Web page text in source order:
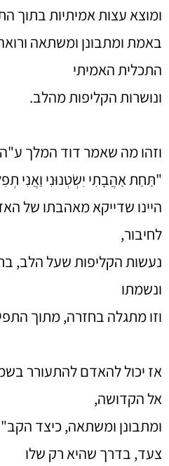
ומוצא עצות אמיתיות בתוך
באמת ומתבונן ומשתאה
התכלית האמיתי
ונושרות הקליפות מהלב.
וזהו מה שאמר דוד המלך
"תַּחַת אַהֲבָתִי יִשְׂטְנוּנִי וַאֲנִי
היינו שדייקא מאהבתו של
לחיבור,
נעשות הקליפות שעל הלב,
ונשמתו
וזו מתגלה בחזרה, מתוך
אז יכול להאדם להתעורר
אל הקדושה,
ומתבונן ומשתאה, כיצד
צעד, בדרך שהיא רק שלו